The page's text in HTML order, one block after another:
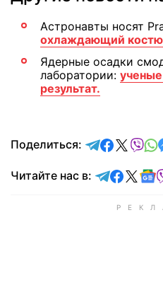
Астронавты носят
охлаждающий
Ядерные осадки
лаборатории:
результат.
Поделиться: отправить
Читайте нас в: Читайте